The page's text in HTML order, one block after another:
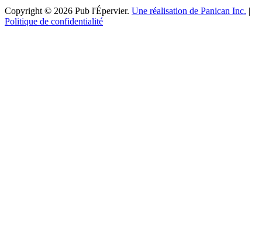
Copyright © 2026 Pub l'Épervier. Une réalisation de Panican Inc. |
Politique de confidentialité